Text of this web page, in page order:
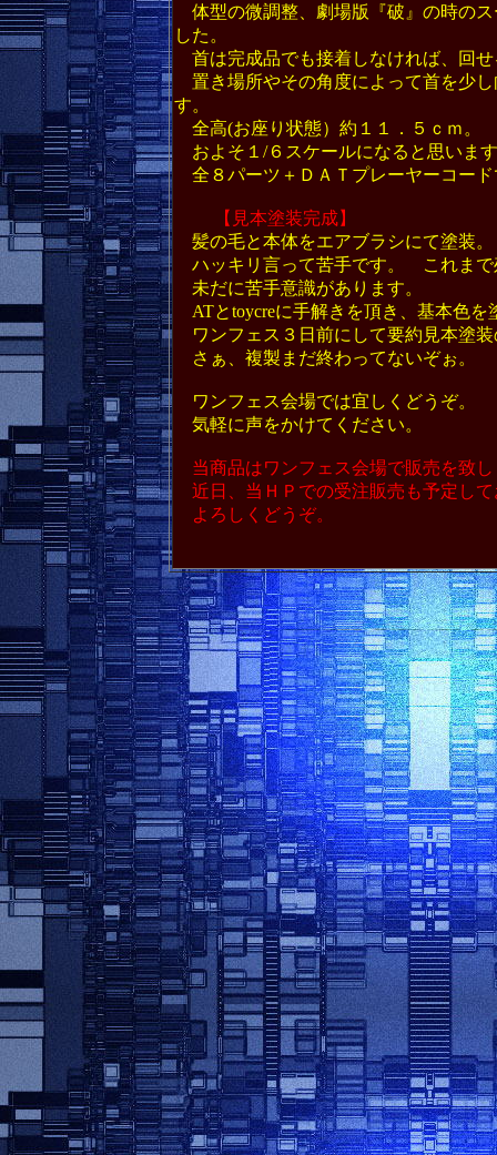
体型の微調整、劇場版『破』の時の
した。
首は完成品でも接着しなければ、回
置き場所やその角度によって首を少
す。
全高(お座り状態）約１１．５ｃｍ。
およそ１/６スケールになると思いま
全８パーツ＋ＤＡＴプレーヤーコード
【見本塗装完成】
髪の毛と本体をエアブラシにて塗装。
ハッキリ言って苦手です。 これまで
未だに苦手意識があります。
ATとtoycreに手解きを頂き、基本色を
ワンフェス３日前にして要約見本塗装
さぁ、複製まだ終わってないぞぉ。
ワンフェス会場では宜しくどうぞ。
気軽に声をかけてください。
当商品はワンフェス会場で販売を致し
近日、当ＨＰでの受注販売も予定して
よろしくどうぞ。